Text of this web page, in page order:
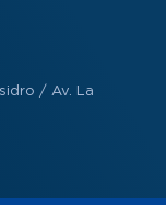
/ Av. La